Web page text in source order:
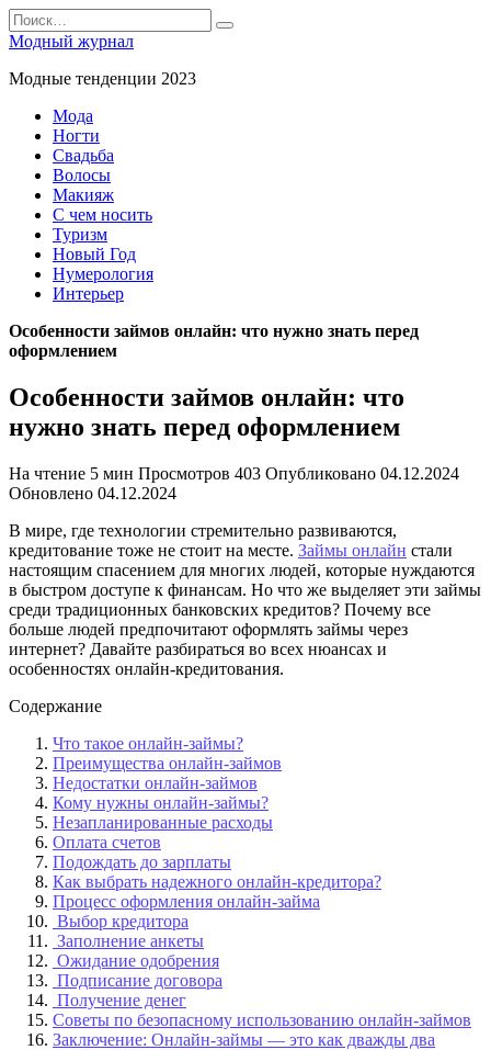
Перейти
к
содержанию
Search
for:
Модный журнал
Модные тенденции 2023
Мода
Ногти
Свадьба
Волосы
Макияж
С чем носить
Туризм
Новый Год
Нумерология
Интерьер
Особенности займов онлайн: что нужно знать перед
оформлением
Особенности займов онлайн: что
нужно знать перед оформлением
На чтение 5 мин Просмотров 403 Опубликовано 04.12.2024
Обновлено 04.12.2024
В мире, где технологии стремительно развиваются,
кредитование тоже не стоит на месте. Займы онлайн стали
настоящим спасением для многих людей, которые нуждаются
в быстром доступе к финансам. Но что же выделяет эти займы
среди традиционных банковских кредитов? Почему все
больше людей предпочитают оформлять займы через
интернет? Давайте разбираться во всех нюансах и
особенностях онлайн-кредитования.
Содержание
Что такое онлайн-займы?
Преимущества онлайн-займов
Недостатки онлайн-займов
Кому нужны онлайн-займы?
Незапланированные расходы
Оплата счетов
Подождать до зарплаты
Как выбрать надежного онлайн-кредитора?
Процесс оформления онлайн-займа
Выбор кредитора
Заполнение анкеты
Ожидание одобрения
Подписание договора
Получение денег
Советы по безопасному использованию онлайн-займов
Заключение: Онлайн-займы — это как дважды два